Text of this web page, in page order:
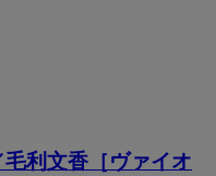
利文香［ヴァイオ